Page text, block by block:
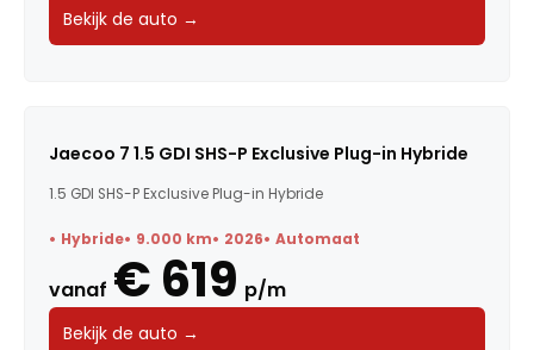
Bekijk de auto →
Jaecoo 7 1.5 GDI SHS-P Exclusive Plug-in Hybride
1.5 GDI SHS-P Exclusive Plug-in Hybride
Hybride 9.000 km 2026 Automaat
vanaf € 619 p/m
Bekijk de auto →